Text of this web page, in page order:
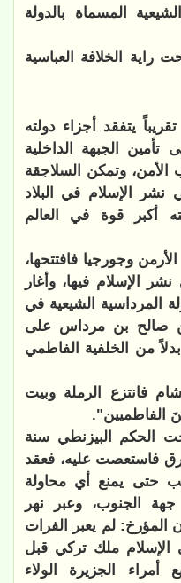
المسماة بالدولة
راية الخلافة العباسية
يتفقد أجزاء دولته
تأمين الجبهة الداخلية
الأمن، وتمكن السلاجقة
نشر الإسلام في البلاد
أكبر قوة في العالم
وجورجيا فافتتحها،
الإسلام فيها، وأغار
المرداسية الشيعية في
صالح بن مرداس على
من الخلفية الفاطمي
فانتزع الرملة وبيت
الفاطميين".
الحكم البيزنطي سنة
فاستعصت عليه، فعقد
حتى يمنع أي محاولة
الجنوب، وعبر نهر
المأمون المؤرخ: لم يعبر الفرات
الإسلام ملك تركي قبل
الجزيرة الولاء